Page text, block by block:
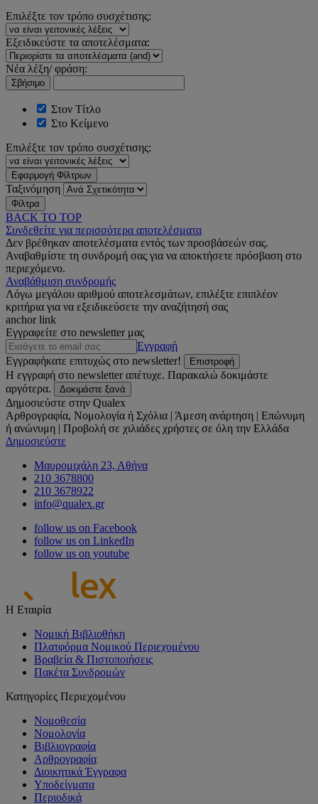
Επιλέξτε τον τρόπο συσχέτισης:
Εξειδικεύστε τα αποτελέσματα:
Νέα λέξη/ φράση:
Σβήσιμο
Στον Τίτλο
Στο Κείμενο
Επιλέξτε τον τρόπο συσχέτισης:
Εφαρμογή Φίλτρων
Ταξινόμηση
Φίλτρα
BACK TO TOP
Συνδεθείτε για περισσότερα αποτελέσματα
Δεν βρέθηκαν αποτελέσματα εντός των προσβάσεών σας.
Αναβαθμίστε τη συνδρομή σας για να αποκτήσετε πρόσβαση στο
περιεχόμενο.
Αναβάθμιση συνδρομής
Λόγω μεγάλου αριθμού αποτελεσμάτων, επιλέξτε επιπλέον
κριτήρια για να εξειδικεύσετε την αναζήτησή σας
anchor link
Εγγραφείτε στο newsletter μας
Εγγραφή
Εγγραφήκατε επιτυχώς στο newsletter!
Επιστροφή
Η εγγραφή στο newsletter απέτυχε. Παρακαλώ δοκιμάστε
αργότερα.
Δοκιμάστε ξανά
Δημοσιεύστε στην Qualex
Αρθρογραφία, Νομολογία ή Σχόλια | Άμεση ανάρτηση | Επώνυμη
ή ανώνυμη | Προβολή σε χιλιάδες χρήστες σε όλη την Ελλάδα
Δημοσιεύστε
Μαυρομιχάλη 23, Αθήνα
210 3678800
210 3678922
info@qualex.gr
follow us on Facebook
follow us on LinkedIn
follow us on youtube
Η Εταιρία
Νομική Βιβλιοθήκη
Πλατφόρμα Νομικού Περιεχομένου
Βραβεία & Πιστοποιήσεις
Πακέτα Συνδρομών
Κατηγορίες Περιεχομένου
Νομοθεσία
Νομολογία
Βιβλιογραφία
Αρθρογραφία
Διοικητικά Έγγραφα
Υποδείγματα
Περιοδικά